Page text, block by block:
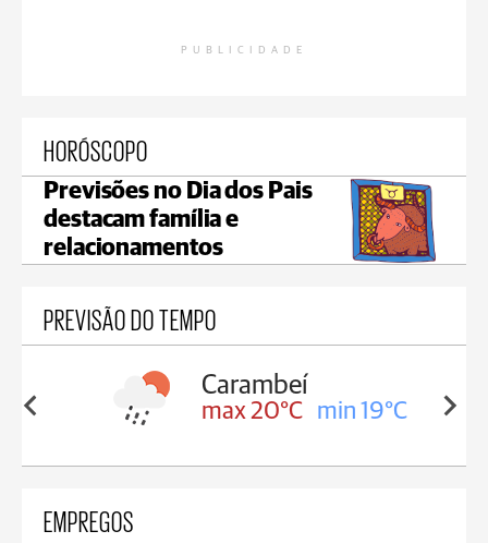
PUBLICIDADE
HORÓSCOPO
Previsões no Dia dos Pais
destacam família e
relacionamentos
PREVISÃO DO TEMPO
19°C
Carambeí
max 20°C min 19°C
EMPREGOS